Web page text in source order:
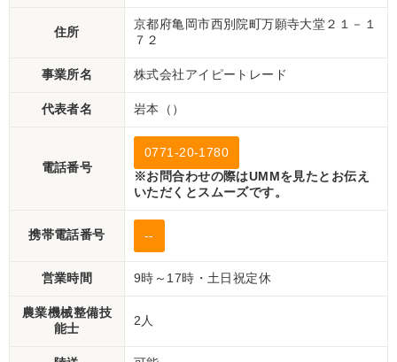
住所
京都府亀岡市西別院町万願寺大堂２１－１
７２
事業所名 株式会社アイピートレード
代表者名 岩本（）
電話番号
0771-20-1780
※お問合わせの際はUMMを見たとお伝え
いただくとスムーズです。
携帯電話番号 --
営業時間 9時～17時・土日祝定休
農業機械整備技
能士
2人